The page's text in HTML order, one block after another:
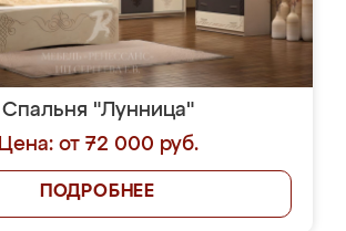
Спальня "Лунница"
Цена: от 72 000 руб.
ПОДРОБНЕЕ